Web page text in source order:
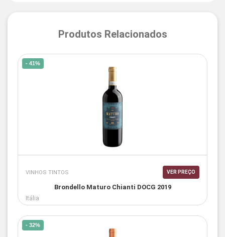
Produtos Relacionados
- 41%
VINHOS TINTOS VER PREÇO
Brondello Maturo Chianti DOCG 2019
Itália
- 32%